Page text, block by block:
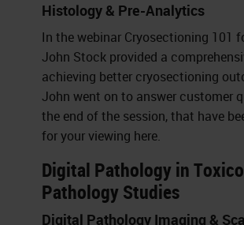
Histology & Pre-Analytics
In the webinar Cryosectioning 101
John Stock provided a
achieving better cryosectioning
John went on to answer customer
the end of the session, that have
for your viewing here.
Digital Pathology in
Pathology Studies
Digital Pathology Imaging &